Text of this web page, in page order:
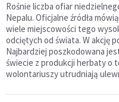
Rośnie liczba ofiar
Nepalu. Oficjalne źródła
wiele miejscowości tego
odciętych od świata. W akcję
Najbardziej poszkodowana
świecie z produkcji herbaty o
wolontariuszy utrudniają